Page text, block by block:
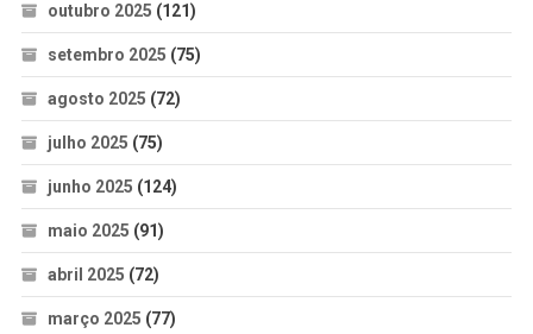
outubro 2025 (121)
setembro 2025 (75)
agosto 2025 (72)
julho 2025 (75)
junho 2025 (124)
maio 2025 (91)
abril 2025 (72)
março 2025 (77)